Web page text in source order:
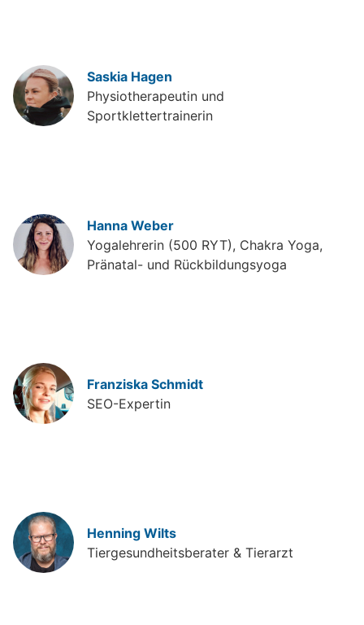
Saskia Hagen
Physiotherapeutin und
Sportklettertrainerin
Hanna Weber
Yogalehrerin (500 RYT), Chakra Yoga,
Pränatal- und Rückbildungsyoga
Franziska Schmidt
SEO-Expertin
Henning Wilts
Tiergesundheitsberater & Tierarzt